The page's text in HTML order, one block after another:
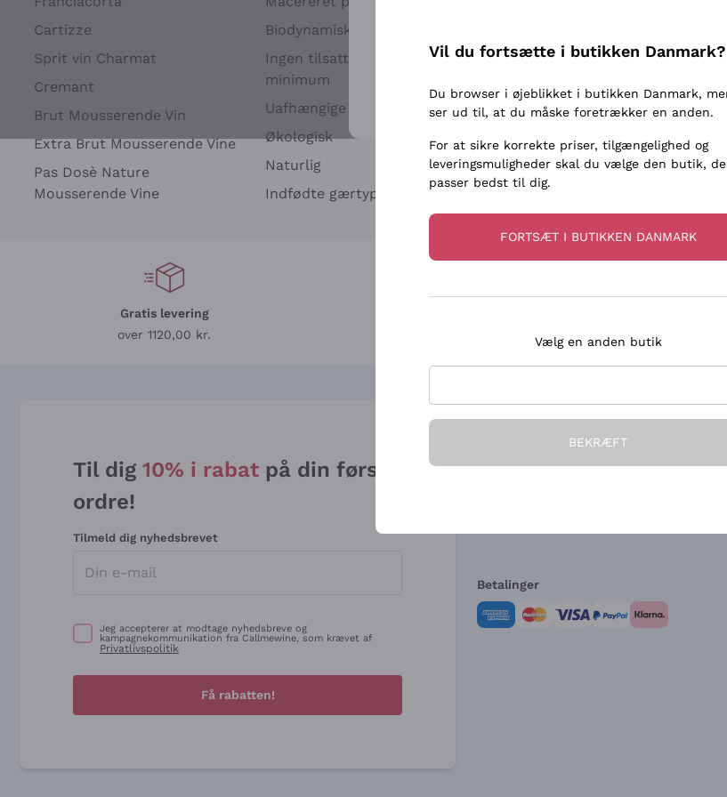
Cartizze
Sprit vin Charmat
Cremant
Brut Mousserende Vin
Extra Brut Mousserende Vine
Pas Dosè Nature
Mousserende Vine
Biodynamisk
Ingen tilsatte sulfitter eller
minimum
Uafhængige Vinavlere
Økologisk
Naturlig
Indfødte gærtyper
Biondi Santi
Franz Haas
Argiolas
Zenato
Ca' dei Frati
Gratis levering
over 1120,00 kr.
Til dig 10% i rabat på din første
ordre!
Tilmeld dig nyhedsbrevet
Jeg accepterer at modtage nyhedsbreve og
kampagnekommunikation fra Callmewine, som krævet af
Privatlivspolitik
Få rabatten!
Hvem vi er
Betalinger
Tilmeld
For flere oplysninger, læs voresPrivatlivspolitik
Vil du fortsætte i butikken Danmark?
Du browser i øjeblikket i butikken Danmark,
ser ud til, at du måske foretrækker en anden.
For at sikre korrekte priser, tilgængelighed og
leveringsmuligheder skal du vælge den butik,
passer bedst til dig.
FORTSÆT I BUTIKKEN DANMARK
Vælg en anden butik
BEKRÆFT